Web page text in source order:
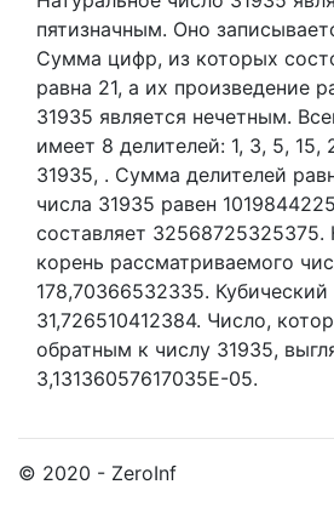
пятизначным. Оно
Сумма цифр, из которых
равна 21, а их произведение
31935 является нечетным.
имеет 8 делителей: 1, 3, 5, 15,
31935, . Сумма делителей
числа 31935 равен
составляет 32568725325375.
корень рассматриваемого
178,70366532335. Кубический
31,726510412384. Число,
обратным к числу 31935,
3,13136057617035E-05.
© 2020 - ZeroInf